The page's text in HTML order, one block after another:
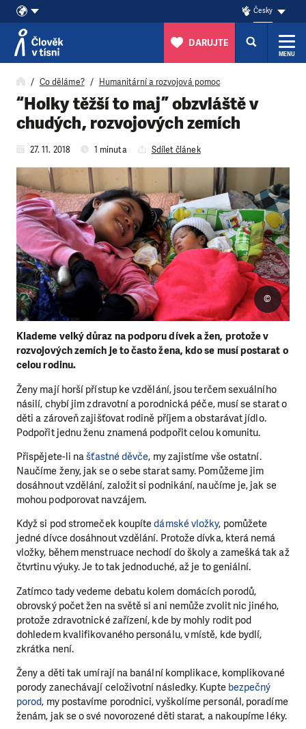
Přeskočit na obsah
Česky
DARUJTE
MENU
Co děláme? Humanitární a rozvojová pomoc
“Holky těžší to maj” obzvláště v
chudých, rozvojových zemích
27. 11. 2018 1 minuta Sdílet článek
Klademe velký důraz na podporu dívek a žen, protože v
rozvojových zemích je to často žena, kdo se musí postarat o
celou rodinu.
©
Ženy mají horší přístup ke vzdělání, jsou terčem sexuálního
násilí, chybí jim zdravotní a porodnická péče, musí se starat o
děti a zároveň zajišťovat rodině příjem a obstarávat jídlo.
Podpořit jednu ženu znamená podpořit celou komunitu.
Přispějete-li našťastné děvče, my zajistíme vše ostatní.
Naučíme ženy, jak se o sebe starat samy. Pomůžeme jim
dosáhnout vzdělání, založit si podnikání, naučíme je, jak se
mohou podporovat navzájem.
Když si pod stromeček koupítedámské vložky, pomůžete
jedné dívce dosáhnout vzdělání. Protože dívka, která nemá
vložky, během menstruace nechodí do školy a zamešká tak až
čtvrtinu výuky. Je to tak jednoduché, až je to geniální.
Zatímco tady vedeme debatu kolem domácích porodů,
obrovský počet žen na světě si ani nemůže zvolit nic jiného,
protože zdravotnické zařízení, kde by mohly rodit pod
dohledem kvalifikovaného personálu, v místě, kde bydlí,
zkrátka není.
Ženy a děti tak umírají na banální komplikace, komplikované
porody zanechávají celoživotní následky. Kupte bezpečný
porod, my postavíme porodnici, vyškolíme personál, poradíme
ženám, jak se o své novorozené děti starat, a nakoupíme léky.